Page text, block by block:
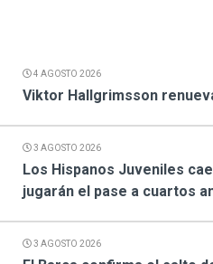
4 AGOSTO 2026
Viktor Hallgrimsson
3 AGOSTO 2026
Los Hispanos Juveniles
jugarán el pase a cuartos
3 AGOSTO 2026